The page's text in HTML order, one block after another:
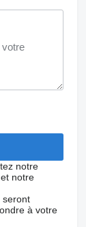
notre
et notre
seront
à votre